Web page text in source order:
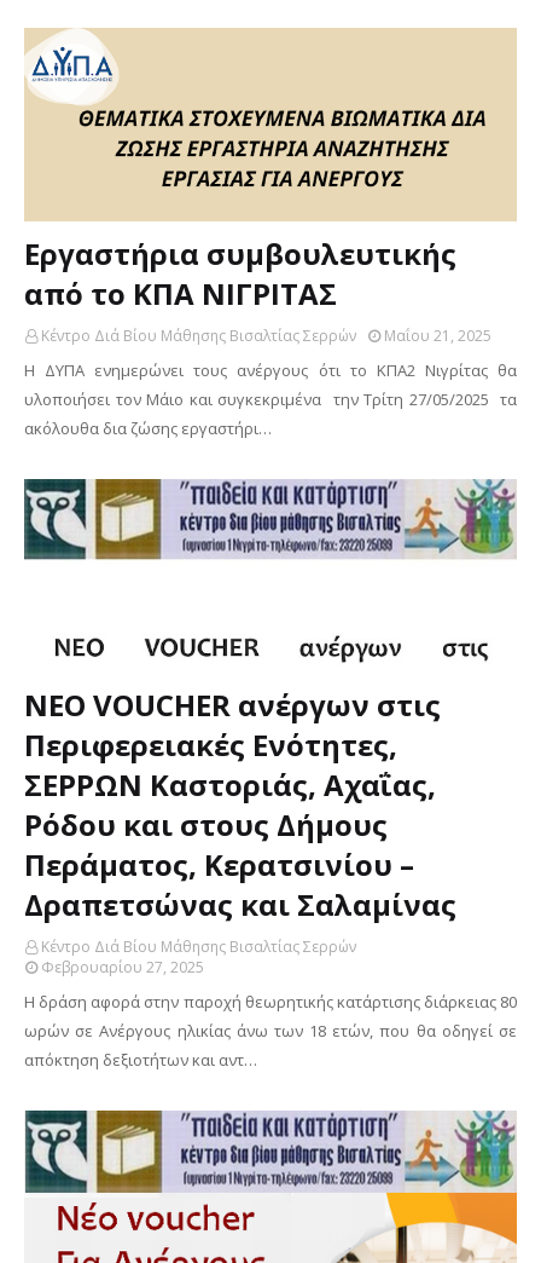
Eργαστήρια συμβουλευτικής
από το ΚΠΑ ΝΙΓΡΙΤΑΣ
Κέντρο Διά Βίου Μάθησης Βισαλτίας Σερρών Μαΐου 21, 2025
Η ΔΥΠΑ ενημερώνει τους ανέργους ότι το ΚΠΑ2 Νιγρίτας θα
υλοποιήσει τον Μάιο και συγκεκριμένα την Τρίτη 27/05/2025 τα
ακόλουθα δια ζώσης εργαστήρι…
ΝΕΟ VOUCHER ανέργων στις
Περιφερειακές Ενότητες,
ΣΕΡΡΩΝ Καστοριάς, Αχαΐας,
Ρόδου και στους Δήμους
Περάματος, Κερατσινίου –
Δραπετσώνας και Σαλαμίνας
Κέντρο Διά Βίου Μάθησης Βισαλτίας Σερρών
Φεβρουαρίου 27, 2025
H δράση αφορά στην παροχή θεωρητικής κατάρτισης διάρκειας 80
ωρών σε Ανέργους ηλικίας άνω των 18 ετών, που θα οδηγεί σε
απόκτηση δεξιοτήτων και αντ…